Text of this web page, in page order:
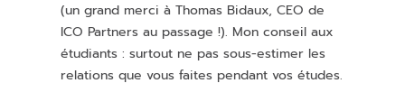
(un grand merci à Thomas Bidaux, CEO de
ICO Partners au passage !). Mon conseil aux
étudiants : surtout ne pas sous-estimer les
relations que vous faites pendant vos études.